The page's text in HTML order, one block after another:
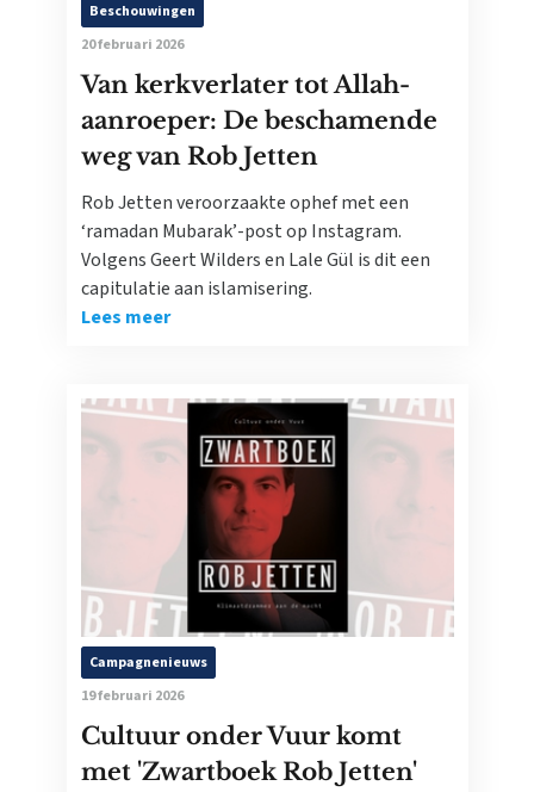
Beschouwingen
20 februari 2026
Van kerkverlater tot Allah-
aanroeper: De beschamende
weg van Rob Jetten
Rob Jetten veroorzaakte ophef met een
‘ramadan Mubarak’-post op Instagram.
Volgens Geert Wilders en Lale Gül is dit een
capitulatie aan islamisering.
Lees meer
Campagnenieuws
19 februari 2026
Cultuur onder Vuur komt
met 'Zwartboek Rob Jetten'